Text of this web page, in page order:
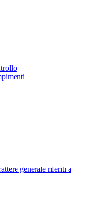
generale riferiti a